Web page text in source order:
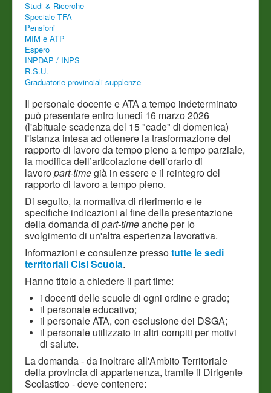
Studi & Ricerche
Speciale TFA
Pensioni
MIM e ATP
Espero
INPDAP / INPS
R.S.U.
Graduatorie provinciali supplenze
Il personale docente e ATA a tempo indeterminato
può presentare entro lunedì 16 marzo 2026
(l'abituale scadenza del 15 "cade" di domenica)
l'istanza intesa ad ottenere la trasformazione del
rapporto di lavoro da tempo pieno a tempo parziale,
la modifica dell’articolazione dell’orario di
lavoropart-timegià in essere e il reintegro del
rapporto di lavoro a tempo pieno.
Di seguito, la normativa di riferimento e le
specifiche indicazioni al fine della presentazione
della domanda di part-timeanche per lo
svolgimento di un'altra esperienza lavorativa.
Informazioni e consulenze pressotutte le sedi
territoriali Cisl Scuola.
Hanno titolo a chiedere il part time:
i docenti delle scuole di ogni ordine e grado;
il personale educativo;
il personale ATA, con esclusione dei DSGA;
il personale utilizzato in altri compiti per motivi
di salute.
La domanda - da inoltrare all'Ambito Territoriale
della provincia di appartenenza, tramite il Dirigente
Scolastico - deve contenere: